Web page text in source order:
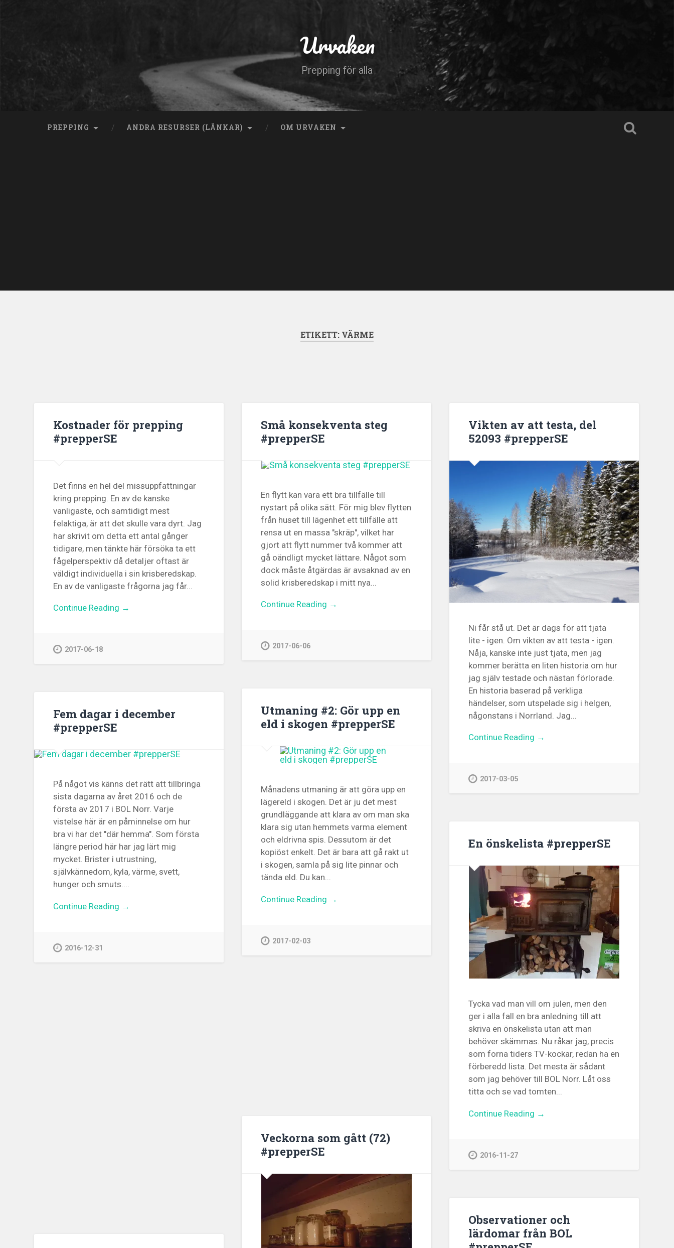
Urvaken
Prepping för alla
PREPPING ANDRA RESURSER (LÄNKAR) OM URVAKEN
ETIKETT: VÄRME
Kostnader för prepping
#prepperSE
Det finns en hel del missuppfattningar
kring prepping. En av de kanske
vanligaste, och samtidigt mest
felaktiga, är att det skulle vara dyrt. Jag
har skrivit om detta ett antal gånger
tidigare, men tänkte här försöka ta ett
fågelperspektiv då detaljer oftast är
väldigt individuella i sin krisberedskap.
En av de vanligaste frågorna jag får...
Continue Reading →
2017-06-18
Små konsekventa steg
#prepperSE
En flytt kan vara ett bra tillfälle till
nystart på olika sätt. För mig blev flytten
från huset till lägenhet ett tillfälle att
rensa ut en massa "skräp", vilket har
gjort att flytt nummer två kommer att
gå oändligt mycket lättare. Något som
dock måste åtgärdas är avsaknad av en
solid krisberedskap i mitt nya...
Continue Reading →
2017-06-06
Vikten av att testa, del
52093 #prepperSE
Ni får stå ut. Det är dags för att tjata
lite - igen. Om vikten av att testa - igen.
Nåja, kanske inte just tjata, men jag
kommer berätta en liten historia om hur
jag själv testade och nästan förlorade.
En historia baserad på verkliga
händelser, som utspelade sig i helgen,
någonstans i Norrland. Jag...
Continue Reading →
2017-03-05
Utmaning #2: Gör upp en
eld i skogen #prepperSE
Månadens utmaning är att göra upp en
lägereld i skogen. Det är ju det mest
grundläggande att klara av om man ska
klara sig utan hemmets varma element
och eldrivna spis. Dessutom är det
kopiöst enkelt. Det är bara att gå rakt ut
i skogen, samla på sig lite pinnar och
tända eld. Du kan...
Continue Reading →
2017-02-03
Fem dagar i december
#prepperSE
På något vis känns det rätt att tillbringa
sista dagarna av året 2016 och de
första av 2017 i BOL Norr. Varje
vistelse här är en påminnelse om hur
bra vi har det "där hemma". Som första
längre period här har jag lärt mig
mycket. Brister i utrustning,
självkännedom, kyla, värme, svett,
hunger och smuts....
Continue Reading →
2016-12-31
En önskelista #prepperSE
Tycka vad man vill om julen, men den
ger i alla fall en bra anledning till att
skriva en önskelista utan att man
behöver skämmas. Nu råkar jag, precis
som forna tiders TV-kockar, redan ha en
förberedd lista. Det mesta är sådant
som jag behöver till BOL Norr. Låt oss
titta och se vad tomten...
Continue Reading →
2016-11-27
Veckorna som gått (72)
#prepperSE
Observationer och
lärdomar från BOL